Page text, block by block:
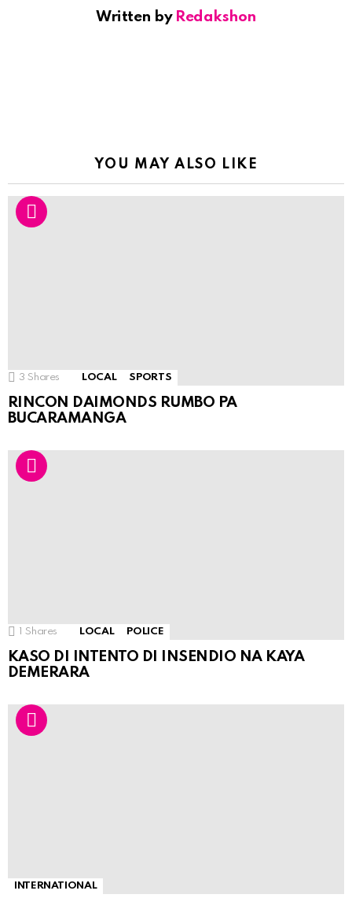
Written by Redakshon
YOU MAY ALSO LIKE
3 Shares LOCAL SPORTS
RINCON DAIMONDS RUMBO PA
BUCARAMANGA
Shares LOCAL POLICE
KASO DI INTENTO DI INSENDIO NA KAYA
DEMERARA
INTERNATIONAL